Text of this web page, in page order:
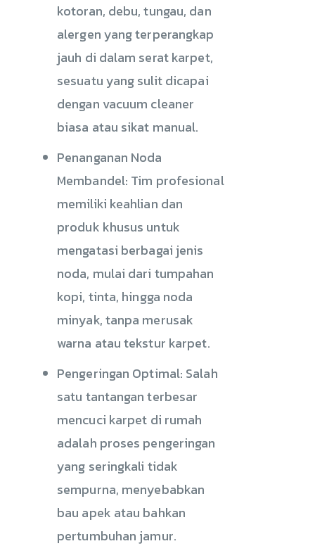
kotoran, debu, tungau, dan
alergen yang terperangkap
jauh di dalam serat karpet,
sesuatu yang sulit dicapai
dengan vacuum cleaner
biasa atau sikat manual.
Penanganan Noda
Membandel: Tim profesional
memiliki keahlian dan
produk khusus untuk
mengatasi berbagai jenis
noda, mulai dari tumpahan
kopi, tinta, hingga noda
minyak, tanpa merusak
warna atau tekstur karpet.
Pengeringan Optimal: Salah
satu tantangan terbesar
mencuci karpet di rumah
adalah proses pengeringan
yang seringkali tidak
sempurna, menyebabkan
bau apek atau bahkan
pertumbuhan jamur.